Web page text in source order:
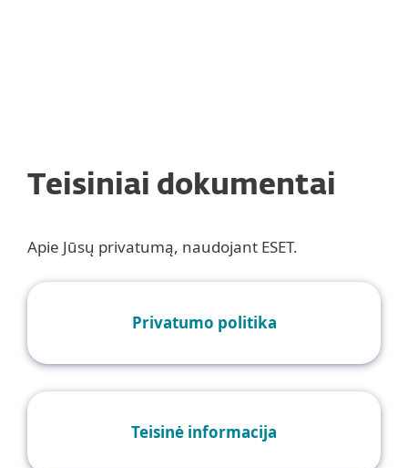
Teisiniai dokumentai
Apie Jūsų privatumą, naudojant ESET.
Privatumo politika
Teisinė informacija